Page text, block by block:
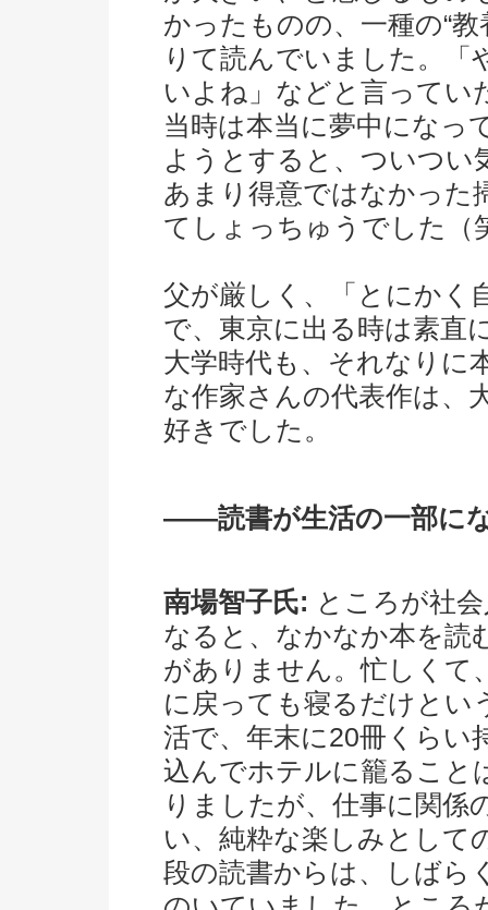
かったものの、一種の“
りて読んでいました。「
いよね」などと言ってい
当時は本当に夢中になっ
ようとすると、ついつい
あまり得意ではなかっ
てしょっちゅうでした（
父が厳しく、「とにかく
で、東京に出る時は素直
大学時代も、それなりに
な作家さんの代表作は、
好きでした。
――読書が生活の一部に
南場智子氏: ところが社
なると、なかなか本を読
がありません。忙しくて
に戻っても寝るだけとい
活で、年末に20冊くらい
込んでホテルに籠ること
りましたが、仕事に関係
い、純粋な楽しみとして
段の読書からは、しばら